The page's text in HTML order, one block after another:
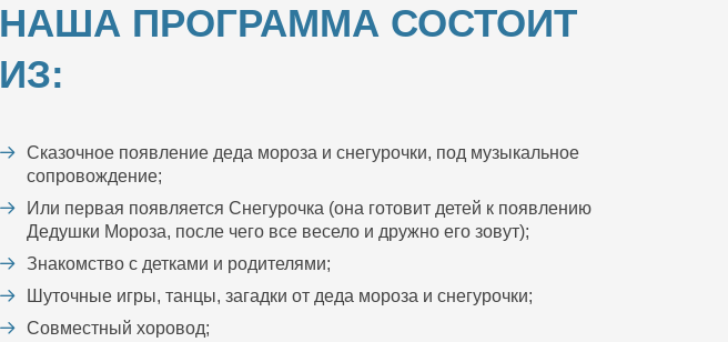
НАША ПРОГРАММА СОСТОИТ
ИЗ:
Сказочное появление деда мороза и снегурочки, под музыкальное
сопровождение;
Или первая появляется Снегурочка (она готовит детей к появлению
Дедушки Мороза, после чего все весело и дружно его зовут);
Знакомство с детками и родителями;
Шуточные игры, танцы, загадки от деда мороза и снегурочки;
Совместный хоровод;